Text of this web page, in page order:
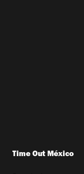
Time Out México